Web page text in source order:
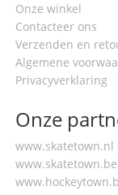
Onze winkel
Contacteer ons
Verzenden en
Algemene
Privacyverklaring
Onze
www.skatetown.nl
www.skatetown.be